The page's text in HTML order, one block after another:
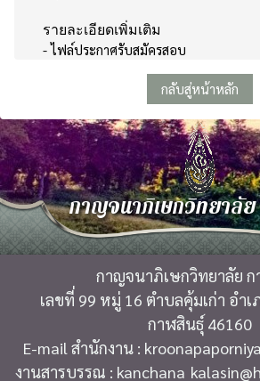
รายละเอียดเพิ่มเติม
-ไฟล์ประกาศรับสมัครสอบ
กลับสู่หน้าหลัก
กาญจนาภิเษกวิทยาลั
กาญจนาภิเษกวิทยาลัย
เลขที่ 99 หมู่ 16 ตำบลคุ้มเก่า อำเ
กาฬสินธุ์ 46160
E-mail สำนักงาน :
งานสารบรรณ :